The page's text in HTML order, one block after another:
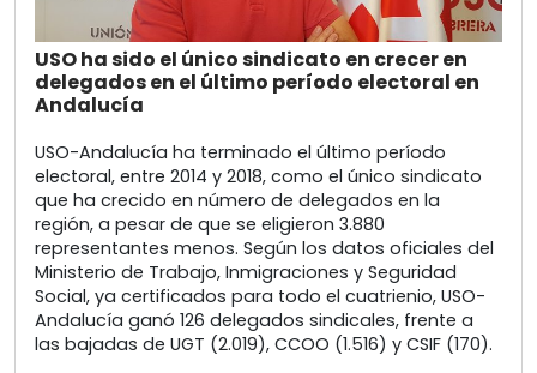
USO ha sido el único sindicato en crecer en
delegados en el último período electoral en
Andalucía
USO-Andalucía ha terminado el último período
electoral, entre 2014 y 2018, como el único sindicato
que ha crecido en número de delegados en la
región, a pesar de que se eligieron 3.880
representantes menos. Según los datos oficiales del
Ministerio de Trabajo, Inmigraciones y Seguridad
Social, ya certificados para todo el cuatrienio, USO-
Andalucía ganó 126 delegados sindicales, frente a
las bajadas de UGT (2.019), CCOO (1.516) y CSIF (170).